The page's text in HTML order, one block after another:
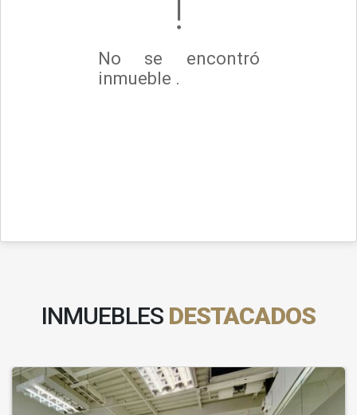
No se encontró
inmueble .
INMUEBLES DESTACADOS